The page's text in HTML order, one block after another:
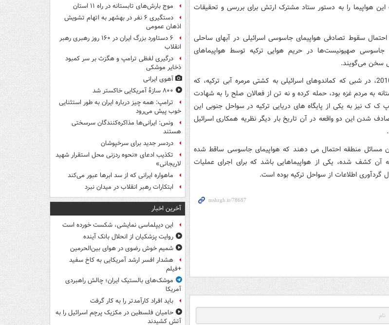
هواپیما را به دستور ستاد مشترک ارتش برای بررسی و تحقیقات
احتمال سقوط تصادفی هواپیمای جاسوسی اسرائیلی در آبهای ساحلی
جاسوسی صهیونیست‌ها در حریم هوایی ترکیه توسط هواپیماهای
سخن می‌گویند.
سال گذشته در 31 می 2010، در شبی که کماندوهای اسرائیلی به کشتی مرمره آبی ترکیه، که
به مردم غزه بود، حمله کرده و نه تن از فعالان صلح را به شهادت
پ ک ک نیز به یکی از پایگاه های دریایی ترکیه در سواحل جنوبی این
شدن این دو واقعه در آن تاریخ بار دیگر نظریه همکاری اسرائیل
مسائل منطقه احتمال می دهند که هواپیمای جاسوسی ساقط شده
آن کشف شده، یکی از هواپیماهایی باشد که برای اجرای عملیات
اطلاعات از سواحل ترکیه بوده است.
موج بارش‌های تابستانه در راه ۱۱ استان
دستگیری ۶ نفر در بهشهر به اتهام تشویش
اذهان عمومی
۶ دستاورد بزرگ ایران در ۱۶۰ روز رهبری رهبر
انقلاب
درگیری لفظی ترامپ و هگزث بر سر کمبود
ذخایر موشکی
آهوی ایرانی
۸۰۰ سازۀ آمریکایی خاکستر شد
ترامپ: همه چیز درباره ایران به طور استثنایی
خوب پیش می‌رود
ونس: ایرانی‌ها مذاکره‌کنندگان سرسختی
هستند
دردسر جدید برای سرخپوشان
تکذیب ادعای «نحوه ردزنی محل استقرار شهید
لاریجانی»
ماهواره ایرانی که از سد ابرها عبور می‌کند
ابتکارات رهبر انقلاب در میدان نبرد
آخرین اخبار
این دیپلماسی نمایشی، شکست خورده است
روایت پزشکیان از انحلال بانک آینده
شمیم خوش رضوی در هوای بین‌الحرمین
هشدار افسر ارشد آمریکایی به کاخ سفید
+فیلم
موشک‌های بالستیک ایران؛ چالش راهبردی
آمریکا
باید افراد کارآمدتر را به کار گرفت
حامیان فلسطین در مکزیک پرچم اسرائیل را به
آتش کشیدند